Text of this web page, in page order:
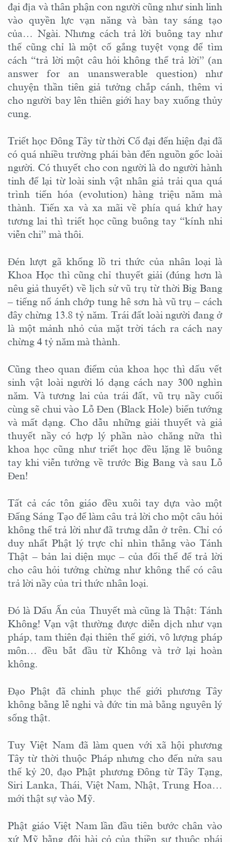
đại địa và thân phận con người cũng như sinh linh
vào quyền lực vạn năng và bàn tay sáng tạo
của… Ngài. Nhưng cách trả lời buông tay như
thế cũng chỉ là một cố gắng tuyệt vọng để tìm
cách “trả lời một câu hỏi không thể trả lời” (an
answer for an unanswerable question) như
chuyện thần tiên giả tưởng chắp cánh, thêm vi
cho người bay lên thiên giới hay bay xuống thủy
cung.
Triết học Đông Tây từ thời Cổ đại đến hiện đại đã
có quá nhiều trường phái bàn đến nguồn gốc loài
người. Có thuyết cho con người là do người hành
tinh để lại từ loài sinh vật nhân giả trải qua quá
trình tiến hóa (evolution) hàng triệu năm mà
thành. Tiến xa và xa mãi về phía quá khứ hay
tương lai thì triết học cũng buông tay “kính nhi
viễn chi” mà thôi.
Đén lượt gã khổng lồ tri thức của nhân loại là
Khoa Học thì cũng chỉ thuyết giải (đúng hơn là
nêu giả thuyết) về lịch sử vũ trụ từ thời Big Bang
– tiếng nổ ánh chớp tung hê sơn hà vũ trụ – cách
đây chừng 13.8 tỷ năm. Trái đất loài người đang ở
là một mảnh nhỏ của mặt trời tách ra cách nay
chừng 4 tỷ năm mà thành.
Cũng theo quan điểm của khoa học thì dấu vết
sinh vật loài người ló dạng cách nay 300 nghìn
năm. Và tương lai của trái đất, vũ trụ nầy cuối
cùng sẽ chui vào Lỗ Đen (Black Hole) biến tướng
và mất dạng. Cho dẫu những giải thuyết và giả
thuyết nầy có hợp lý phần nào chăng nữa thì
khoa học cũng như triết học đều lặng lẽ buông
tay khi viễn tưởng về trước Big Bang và sau Lỗ
Đen!
Tất cả các tôn giáo đều xuôi tay dựa vào một
Đấng Sáng Tạo để làm câu trả lời cho một câu hỏi
không thể trả lời như đã trưng dẫn ở trên. Chỉ có
duy nhất Phật lý trực chỉ nhìn thẳng vào Tánh
Thật – bản lai diện mục – của đối thể để trả lời
cho câu hỏi tưởng chừng như không thể có câu
trả lời nầy của tri thức nhân loại.
Đó là Dấu Ấn của Thuyết mà cũng là Thật: Tánh
Không! Vạn vật thường được diễn dịch như vạn
pháp, tam thiên đại thiên thế giới, vô lượng pháp
môn… đều bắt đầu từ Không và trở lại hoàn
không.
Đạo Phật đã chinh phục thế giới phương Tây
không bằng lễ nghi và đức tin mà bằng nguyên lý
sống thật.
Tuy Việt Nam đã làm quen với xã hội phương
Tây từ thời thuộc Pháp nhưng cho đến nửa sau
thế kỷ 20, đạo Phật phương Đông từ Tây Tạng,
Siri Lanka, Thái, Việt Nam, Nhật, Trung Hoa…
mới thật sự vào Mỹ.
Phật giáo Việt Nam lần đầu tiên bước chân vào
xứ Mỹ bằng đôi hài cỏ của thiền sư thuộc phái